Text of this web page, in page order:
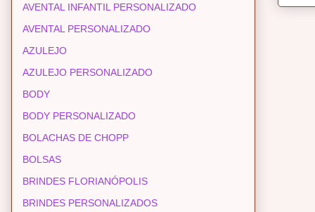
AVENTAL INFANTIL PERSONALIZADO
AVENTAL PERSONALIZADO
AZULEJO
AZULEJO PERSONALIZADO
BODY
BODY PERSONALIZADO
BOLACHAS DE CHOPP
BOLSAS
BRINDES FLORIANÓPOLIS
BRINDES PERSONALIZADOS